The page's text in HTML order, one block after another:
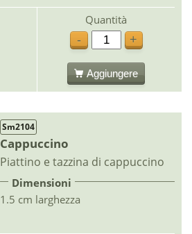
Quantità
-
+
Aggiungere
Sm2104
Cappuccino
Piattino e tazzina di cappuccino
Dimensioni
1.5 cm larghezza